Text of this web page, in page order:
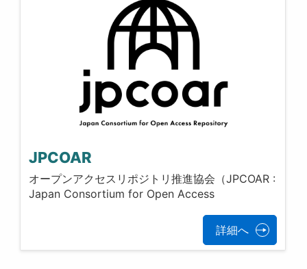
JPCOAR
オープンアクセスリポジトリ推進協会（JPCOAR :
Japan Consortium for Open Access
詳細へ